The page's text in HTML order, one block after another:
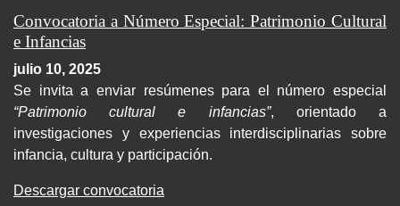
Convocatoria a Número Especial: Patrimonio Cultural
e Infancias
julio 10, 2025
Se invita a enviar resúmenes para el número especial
“Patrimonio cultural e infancias”, orientado a
investigaciones y experiencias interdisciplinarias sobre
infancia, cultura y participación.
Descargar convocatoria